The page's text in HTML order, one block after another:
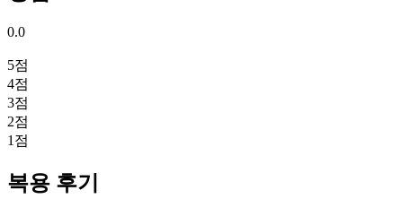
0.0
5점
4점
3점
2점
1 점
복용 후기